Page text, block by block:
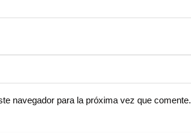
navegador para la próxima vez que comente.